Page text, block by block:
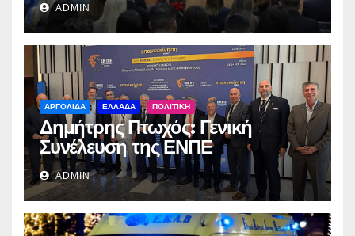
ADMIN
ΑΡΓΟΛΙΔΑ ΕΛΛΑΔΑ ΠΟΛΙΤΙΚΗ
Δημήτρης Πτωχός: Γενική
Συνέλευση της ΕΝΠΕ
ADMIN